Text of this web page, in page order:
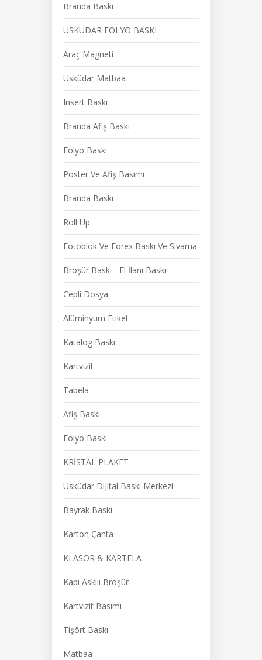
Branda Baskı
ÜSKÜDAR FOLYO BASKI
Araç Magneti
Üsküdar Matbaa
Insert Baskı
Branda Afiş Baskı
Folyo Baskı
Poster Ve Afiş Basımı
Branda Baskı
Roll Up
Fotoblok Ve Forex Baskı Ve Sıvama
Broşür Baskı - El İlanı Baskı
Cepli Dosya
Alüminyum Etiket
Katalog Baskı
Kartvizit
Tabela
Afiş Baskı
Folyo Baskı
KRİSTAL PLAKET
Üsküdar Dijital Baskı Merkezi
Bayrak Baskı
Karton Çanta
KLASÖR & KARTELA
Kapı Askılı Broşür
Kartvizit Basımı
Tişört Baskı
Matbaa